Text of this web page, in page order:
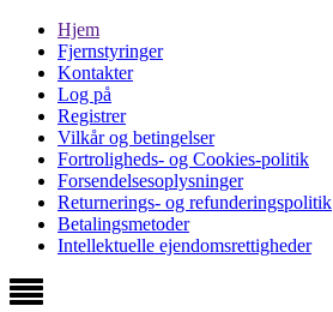
Hjem
Fjernstyringer
Kontakter
Log på
Registrer
Vilkår og betingelser
Fortroligheds- og Cookies-politik
Forsendelsesoplysninger
Returnerings- og refunderingspolitik
Betalingsmetoder
Intellektuelle ejendomsrettigheder